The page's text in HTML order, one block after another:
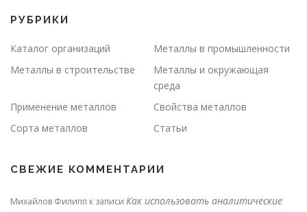
РУБРИКИ
Каталог организаций
Металлы в промышленности
Металлы в строительстве
Металлы и окружающая
среда
Применение металлов
Свойства металлов
Сорта металлов
Статьи
СВЕЖИЕ КОММЕНТАРИИ
Михайлов Филипп к записи Как использовать аналитические